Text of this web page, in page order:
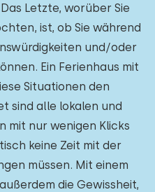
Letzte, worüber Sie
ist, ob Sie während
und/oder
Ein Ferienhaus mit
Situationen den
sind alle lokalen und
mit nur wenigen Klicks
keine Zeit mit der
müssen. Mit einem
die Gewissheit,